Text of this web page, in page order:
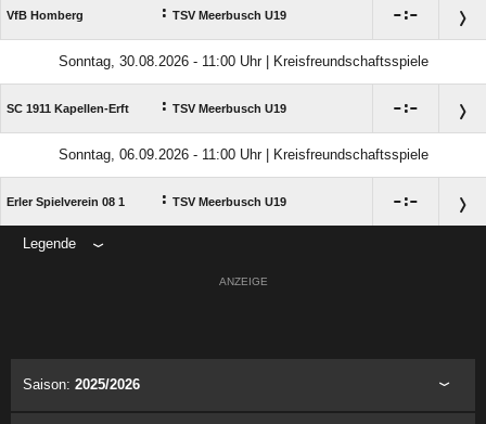
VfB Homberg : TSV Meerbusch U19 :
Sonntag, 30.08.2026 - 11:00 Uhr | Kreisfreundschaftsspiele
SC 1911 Kapellen-Erft : TSV Meerbusch U19 :
Sonntag, 06.09.2026 - 11:00 Uhr | Kreisfreundschaftsspiele
Erler Spielverein 08 1 : TSV Meerbusch U19 :
Legende
ANZEIGE
Saison: 2025/2026